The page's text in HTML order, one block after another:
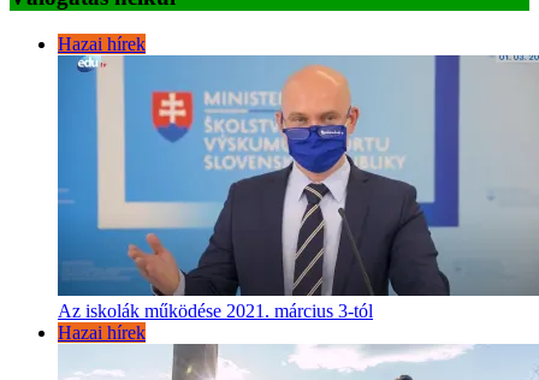
Hazai hírek
Az iskolák működése 2021. március 3-tól
Hazai hírek